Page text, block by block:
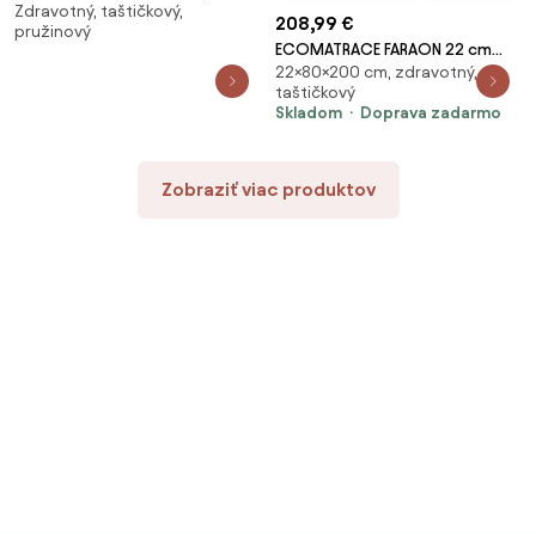
Silver
Zdravotný, taštičkový,
pružinový
208,99 €
ECOMATRACE FARAON 22 cm
Taštičkový masážny matrac s
pamäťovou penou Rozmery
80x200
22×80×200 cm, zdravotný,
taštičkový
Skladom
Doprava zadarmo
Zobraziť viac produktov